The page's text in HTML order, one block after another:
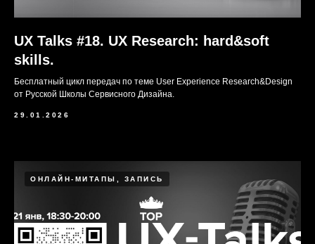
UX Talks #18. UX Research: hard&soft
skills.
Бесплатный цикл передач по теме User Experience Research&Design
от Русской Школы Сервисного Дизайна.
29.01.2026
ОНЛАЙН-МИТАПЫ, ЗАПИСЬ